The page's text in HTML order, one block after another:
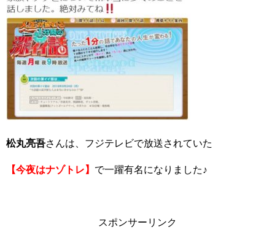
松丸亮吾さんは、フジテレビで放送されていた
【今夜はナゾトレ】 で一躍有名になりました♪
スポンサーリンク